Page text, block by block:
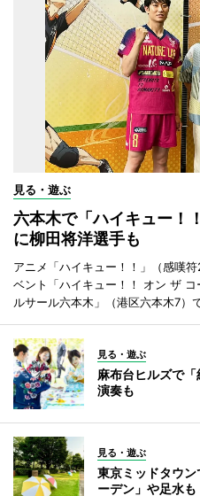
見る・遊ぶ
六本木で「ハイキュー
に柳田将洋選手も
アニメ「ハイキュー！！」（感嘆
ベント「ハイキュー！！ オン ザ
ルサール六本木」（港区六本木7）
見る・遊ぶ
麻布台ヒルズで
演奏も
見る・遊ぶ
東京ミッドタウ
ーデン」や足水も